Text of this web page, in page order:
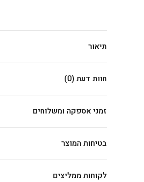
תיאור
חוות דעת (0)
זמני אספקה ומשלוחים
בטיחות המוצר
לקוחות ממליצים